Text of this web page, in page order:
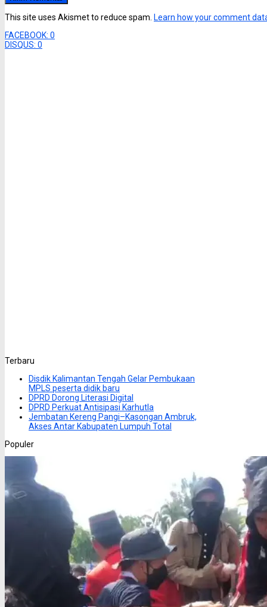
This site uses Akismet to reduce spam. Learn how your comment
FACEBOOK: 0
DISQUS: 0
Terbaru
Disdik Kalimantan Tengah Gelar Pembukaan
MPLS peserta didik baru
DPRD Dorong Literasi Digital
DPRD Perkuat Antisipasi Karhutla
Jembatan Kereng Pangi–Kasongan Ambruk,
Akses Antar Kabupaten Lumpuh Total
Populer